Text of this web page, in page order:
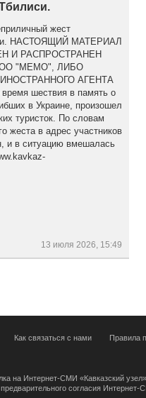
жест
НАСТОЯЩИЙ МАТЕРИАЛ
И РАСПРОСТРАНЕН
"МЕМО", ЛИБО
АГЕНТА
шествия в память о
в Украине, произошел
туристок. По словам
жеста в адрес участников
и в ситуацию вмешалась
13 июля 2026, 15:49
Как связаться с нами Правила
на Интернет-СМИ «Кавказский
согласия Интернет-